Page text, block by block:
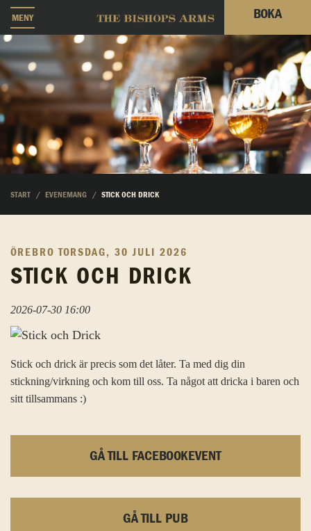
MENY BOKA
START EVENEMANG STICK OCH DRICK
ÖREBRO TORSDAG, 30 JULI 2026
STICK OCH DRICK
2026-07-30 16:00
Stick och drick är precis som det låter. Ta med dig din
stickning/virkning och kom till oss. Ta något att dricka i baren och
sitt tillsammans :)
GÅ TILL FACEBOOKEVENT
GÅ TILL PUB